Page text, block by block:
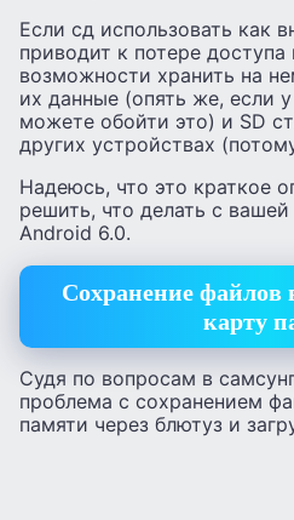
Если сд использовать как
приводит к потере доступа
возможности хранить на
их данные (опять же, если
можете обойти это) и SD
других устройствах
Надеюсь, что это краткое
решить, что делать с
Android 6.0.
Сохранение файлов
карту
Судя по вопросам в
проблема с сохранением
памяти через блютуз и